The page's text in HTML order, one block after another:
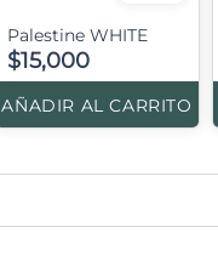
Palestine WHITE
$15,000
AÑADIR AL CARRITO